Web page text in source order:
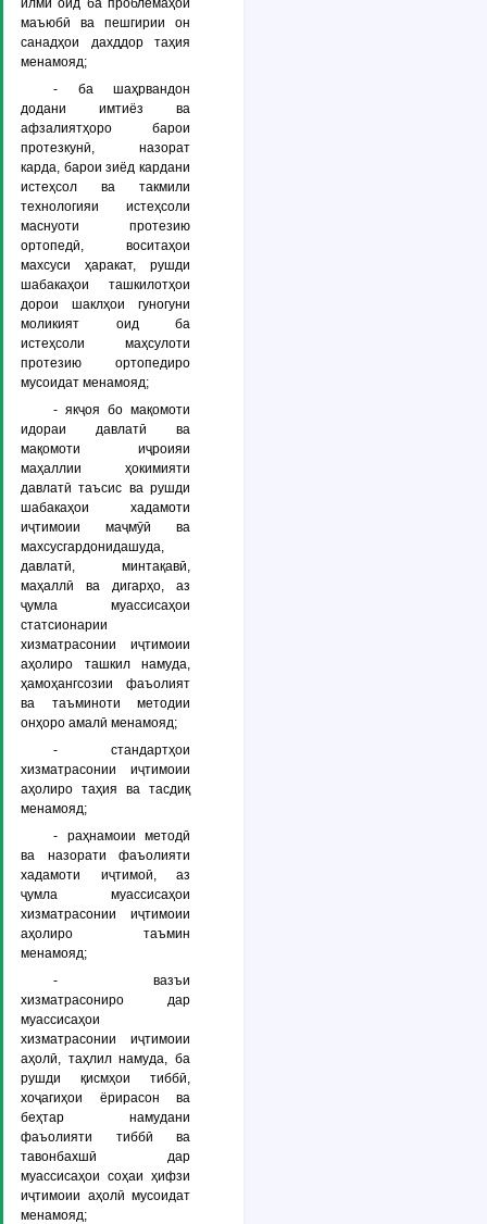
илмӣ оид ба проблемаҳои
маъюбӣ ва пешгирии он
санадҳои дахддор таҳия
менамояд;
- ба шаҳрвандон
додани имтиёз ва
афзалиятҳоро барои
протезкунӣ, назорат
карда, барои зиёд кардани
истеҳсол ва такмили
технологияи истеҳсоли
маснуоти протезию
ортопедӣ, воситаҳои
махсуси ҳаракат, рушди
шабакаҳои ташкилотҳои
дорои шаклҳои гуногуни
моликият оид ба
истеҳсоли маҳсулоти
протезию ортопедиро
мусоидат менамояд;
- якҷоя бо мақомоти
идораи давлатӣ ва
мақомоти иҷроияи
маҳаллии ҳокимияти
давлатӣ таъсис ва рушди
шабакаҳои хадамоти
иҷтимоии маҷмӯӣ ва
махсусгардонидашуда,
давлатӣ, минтақавӣ,
маҳаллӣ ва дигарҳо, аз
ҷумла муассисаҳои
статсионарии
хизматрасонии иҷтимоии
аҳолиро ташкил намуда,
ҳамоҳангсозии фаъолият
ва таъминоти методии
онҳоро амалӣ менамояд;
- стандартҳои
хизматрасонии иҷтимоии
аҳолиро таҳия ва тасдиқ
менамояд;
- раҳнамоии методӣ
ва назорати фаъолияти
хадамоти иҷтимоӣ, аз
ҷумла муассисаҳои
хизматрасонии иҷтимоии
аҳолиро таъмин
менамояд;
- вазъи
хизматрасониро дар
муассисаҳои
хизматрасонии иҷтимоии
аҳолӣ, таҳлил намуда, ба
рушди қисмҳои тиббӣ,
хоҷагиҳои ёрирасон ва
беҳтар намудани
фаъолияти тиббӣ ва
тавонбахшӣ дар
муассисаҳои соҳаи ҳифзи
иҷтимоии аҳолӣ мусоидат
менамояд;